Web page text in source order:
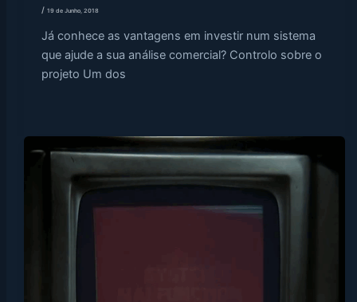
/19 de Junho, 2018
Já conhece as vantagens em investir num sistema
que ajude a sua análise comercial? Controlo sobre o
projeto Um dos